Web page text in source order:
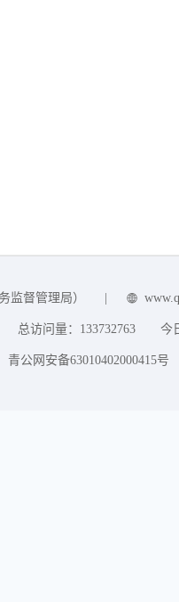
监督管理局）
总访问量： 133732763 今
青公网安备63010402000415号